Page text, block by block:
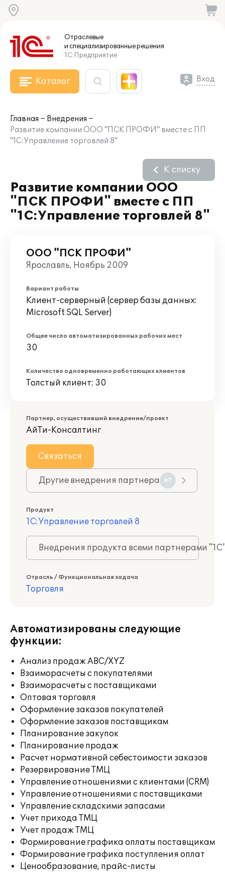
Отраслевые
и специализированныерешения
1С:Предприятие
Каталог Вход
Главная
Внедрения
Развитие компании ООО "ПСК ПРОФИ" вместе с ПП
"1С:Управление торговлей 8"
Развитие компании ООО
"ПСК ПРОФИ" вместе с ПП
"1С:Управление торговлей 8"
К списку
ООО "ПСК ПРОФИ"
Ярославль, Ноябрь 2009
Вариант работы
Клиент-серверный (сервер базы данных:
Microsoft SQL Server)
Общее число автоматизированных рабочих мест
30
Количество одновременно работающих клиентов
Толстый клиент: 30
Партнер, осуществивший внедрение/проект
АйТи-Консалтинг
Связаться
Другие внедрения партнера 67
Продукт
1С:Управление торговлей 8
Внедрения продукта всеми партнерами
Отрасль / Функциональная задача
Торговля
Автоматизированы следующие
функции:
Анализ продаж ABC/XYZ
Взаиморасчеты с покупателями
Взаиморасчеты с поставщиками
Оптовая торговля
Оформление заказов покупателей
Оформление заказов поставщикам
Планирование закупок
Планирование продаж
Расчет нормативной себестоимости заказов
Резервирование ТМЦ
Управление отношениями с клиентами (CRM)
Управление отношениями с поставщиками
Управление складскими запасами
Учет прихода ТМЦ
Учет продаж ТМЦ
Формирование графика оплаты поставщикам
Формирование графика поступления оплат
Ценообразование, прайс-листы